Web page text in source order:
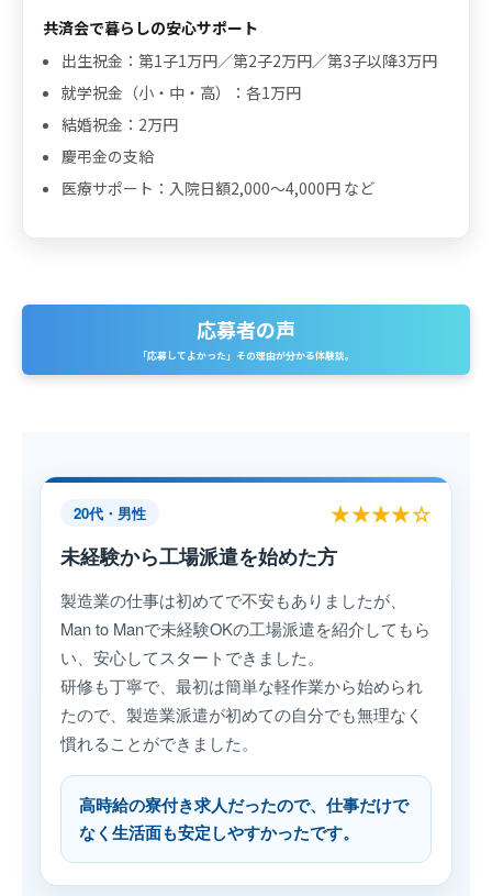
共済会で暮らしの安心サポート
出生祝金：第1子1万円／第2子2万円／第3子以降3万円
就学祝金（小・中・高）：各1万円
結婚祝金：2万円
慶弔金の支給
医療サポート：入院日額2,000〜4,000円 など
応募者の声
「応募してよかった」その理由が分かる体験談。
20代・男性 ★★★★☆
未経験から工場派遣を始めた方
製造業の仕事は初めてで不安もありましたが、
Man to Manで未経験OKの工場派遣を紹介してもら
い、安心してスタートできました。
研修も丁寧で、最初は簡単な軽作業から始められ
たので、製造業派遣が初めての自分でも無理なく
慣れることができました。
高時給の寮付き求人だったので、仕事だけで
なく生活面も安定しやすかったです。